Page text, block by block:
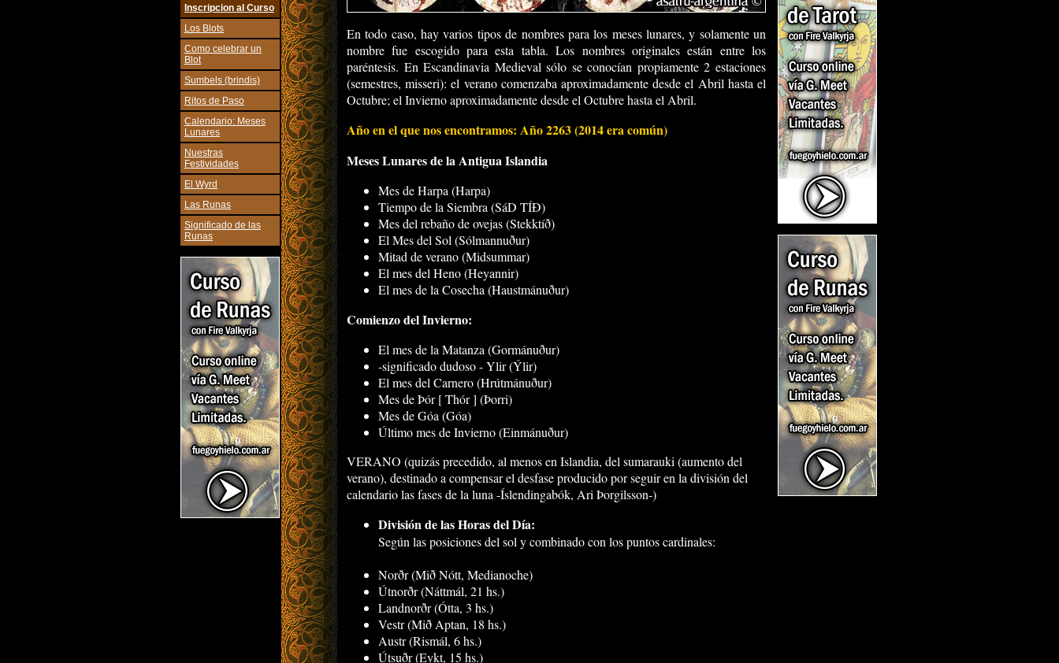
Inscripcion al Curso
Los Blots
Como celebrar un
Blot
Sumbels (brindis)
Ritos de Paso
Calendario: Meses
Lunares
Nuestras
Festividades
El Wyrd
Las Runas
Significado de las
Runas
En todo caso, hay varios tipos de nombres para los meses lunares, y solamente un
nombre fue escogido para esta tabla. Los nombres originales están entre los
paréntesis. En Escandinavia Medieval sólo se conocían propiamente 2 estaciones
(semestres, misseri): el verano comenzaba aproximadamente desde el Abril hasta el
Octubre; el Invierno aproximadamente desde el Octubre hasta el Abril.
Año en el que nos encontramos: Año 2263 (2014 era común)
Meses Lunares de la Antigua Islandia
Mes de Harpa (Harpa)
Tiempo de la Siembra (SáD TÍÐ)
Mes del rebaño de ovejas (Stekktíð)
El Mes del Sol (Sólmannuður)
Mitad de verano (Midsummar)
El mes del Heno (Heyannir)
El mes de la Cosecha (Haustmánuður)
Comienzo del Invierno:
El mes de la Matanza (Gormánuður)
-significado dudoso - Ylir (Ýlir)
El mes del Carnero (Hrútmánuður)
Mes de Þór [ Thór ] (Þorri)
Mes de Góa (Góa)
Último mes de Invierno (Einmánuður)
VERANO (quizás precedido, al menos en Islandia, del sumarauki (aumento del
verano), destinado a compensar el desfase producido por seguir en la división del
calendario las fases de la luna -Íslendingabók, Ari Þorgilsson-)
División de las Horas del Día:
Según las posiciones del sol y combinado con los puntos cardinales:
Norðr (Mið Nótt, Medianoche)
Útnorðr (Náttmál, 21 hs.)
Landnorðr (Ótta, 3 hs.)
Vestr (Mið Aptan, 18 hs.)
Austr (Rismál, 6 hs.)
Útsuðr (Eykt, 15 hs.)